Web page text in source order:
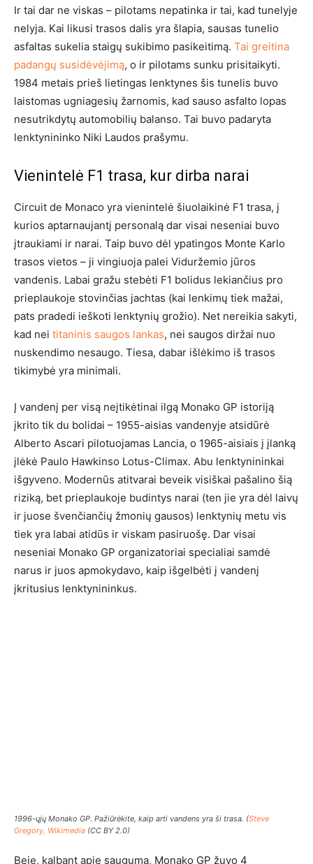
Ir tai dar ne viskas – pilotams nepatinka ir tai, kad tunelyje
nelyja. Kai likusi trasos dalis yra šlapia, sausas tunelio
asfaltas sukelia staigų sukibimo pasikeitimą. Tai greitina
padangų susidėvėjimą, o ir pilotams sunku prisitaikyti.
1984 metais prieš lietingas lenktynes šis tunelis buvo
laistomas ugniagesių žarnomis, kad sauso asfalto lopas
nesutrikdytų automobilių balanso. Tai buvo padaryta
lenktynininko Niki Laudos prašymu.
Vienintelė F1 trasa, kur dirba narai
Circuit de Monaco yra vienintelė šiuolaikinė F1 trasa, į
kurios aptarnaujantį personalą dar visai neseniai buvo
įtraukiami ir narai. Taip buvo dėl ypatingos Monte Karlo
trasos vietos – ji vingiuoja palei Viduržemio jūros
vandenis. Labai gražu stebėti F1 bolidus lekiančius pro
prieplaukoje stovinčias jachtas (kai lenkimų tiek mažai,
pats pradedi ieškoti lenktynių grožio). Net nereikia sakyti,
kad nei titaninis saugos lankas, nei saugos diržai nuo
nuskendimo nesaugo. Tiesa, dabar išlėkimo iš trasos
tikimybė yra minimali.
Į vandenį per visą neįtikėtinai ilgą Monako GP istoriją
įkrito tik du bolidai – 1955-aisias vandenyje atsidūrė
Alberto Ascari pilotuojamas Lancia, o 1965-aisiais į įlanką
įlėkė Paulo Hawkinso Lotus-Climax. Abu lenktynininkai
išgyveno. Modernūs atitvarai beveik visiškai pašalino šią
riziką, bet prieplaukoje budintys narai (ten jie yra dėl laivų
ir juose švenčiančių žmonių gausos) lenktynių metu vis
tiek yra labai atidūs ir viskam pasiruošę. Dar visai
neseniai Monako GP organizatoriai specialiai samdė
narus ir juos apmokydavo, kaip išgelbėti į vandenį
įkritusius lenktynininkus.
1996-ųjų Monako GP. Pažiūrėkite, kaip arti vandens yra ši trasa. (Steve
Gregory, Wikimedia (CC BY 2.0)
Beje, kalbant apie saugumą, Monako GP žuvo 4